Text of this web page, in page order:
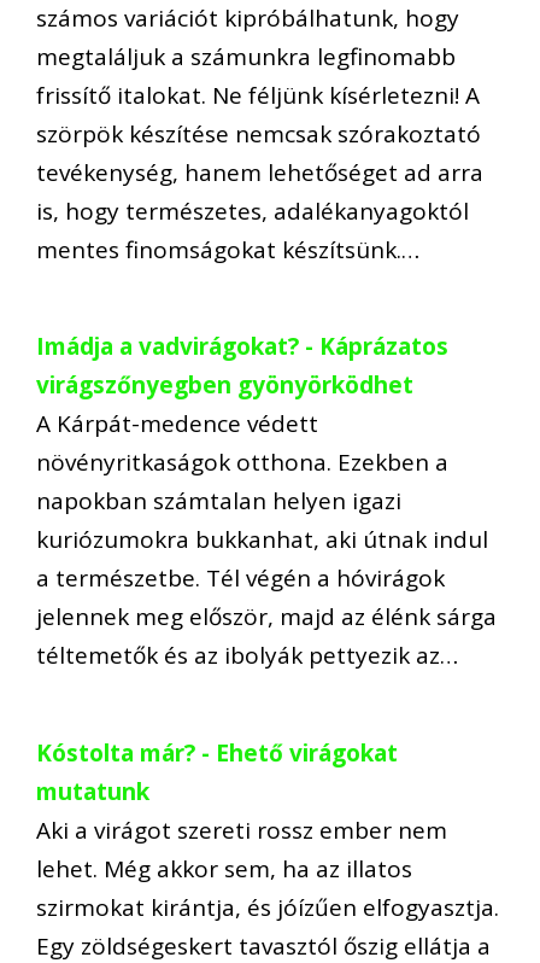
számos variációt kipróbálhatunk, hogy
megtaláljuk a számunkra legfinomabb
frissítő italokat. Ne féljünk kísérletezni! A
szörpök készítése nemcsak szórakoztató
tevékenység, hanem lehetőséget ad arra
is, hogy természetes, adalékanyagoktól
mentes finomságokat készítsünk.…
Imádja a vadvirágokat? - Káprázatos
virágszőnyegben gyönyörködhet
A Kárpát-medence védett
növényritkaságok otthona. Ezekben a
napokban számtalan helyen igazi
kuriózumokra bukkanhat, aki útnak indul
a természetbe. Tél végén a hóvirágok
jelennek meg először, majd az élénk sárga
téltemetők és az ibolyák pettyezik az…
Kóstolta már? - Ehető virágokat
mutatunk
Aki a virágot szereti rossz ember nem
lehet. Még akkor sem, ha az illatos
szirmokat kirántja, és jóízűen elfogyasztja.
Egy zöldségeskert tavasztól őszig ellátja a